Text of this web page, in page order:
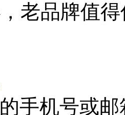
老品牌值
手机号或邮